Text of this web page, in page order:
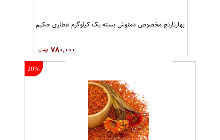
بهارنارنج مخصوص دمنوش بسته یک کیلوگرم عطاری حکیم
۷۸۰,۰۰۰
20%